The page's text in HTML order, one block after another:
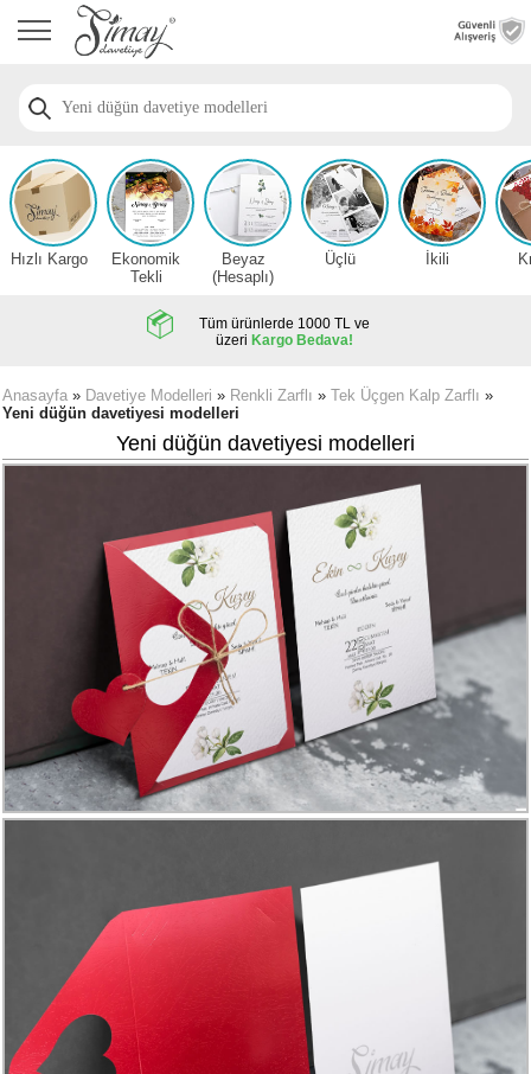
Anasayfa
Davetiye
Nişan
Davetiye
Modelleri
Düğün
Davetiye
Davetiye
Modelleri
Atatürk'lü
Düğün
Davetiyeler
yeni
Hızlı Kargo
Ekonomik
Tekli
Beyaz
(Hesaplı)
Üçlü İkili
Tüm ürünlerde 1000 TL ve
üzeri Kargo Bedava!
Anasayfa » Davetiye Modelleri » Renkli Zarflı » Tek Üçgen Kalp Zarflı »
Yeni düğün davetiyesi modelleri
Yeni düğün davetiyesi modelleri